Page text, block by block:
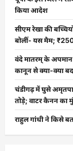
किया आदेश
सीएम रेखा की
बोलीं- यस मैम;
वंदे मातरम् के
कानून से क्या-क्या
चंडीगढ़ में घुसे
तोड़े; वाटर कैनन का
राहुल गांधी ने किसे